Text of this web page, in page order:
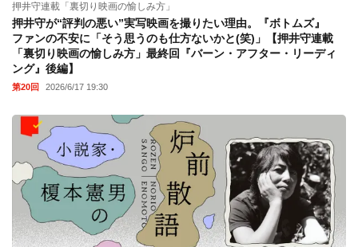
押井守連載「裏切り映画の愉しみ方」
押井守が“評判の悪い”実写映画を撮りたい理由。『ボトムズ』
ファンの不安に「そう思うのも仕方ないかと(笑)」【押井守連載
「裏切り映画の愉しみ方」最終回『バーン・アフター・リーディ
ング』後編】
第20回 2026/6/17 19:30